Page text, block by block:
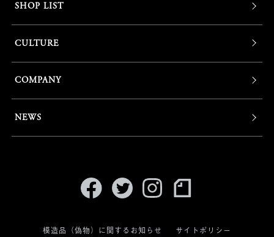
SHOP LIST
CULTURE
COMPANY
NEWS
模造品（偽物）に関するお知らせ サイトポリシー